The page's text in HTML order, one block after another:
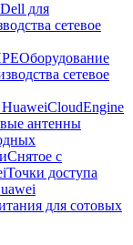
для
сетевое
Оборудование
сетевое
антенны
Снятое с
Точки доступа
для сотовых